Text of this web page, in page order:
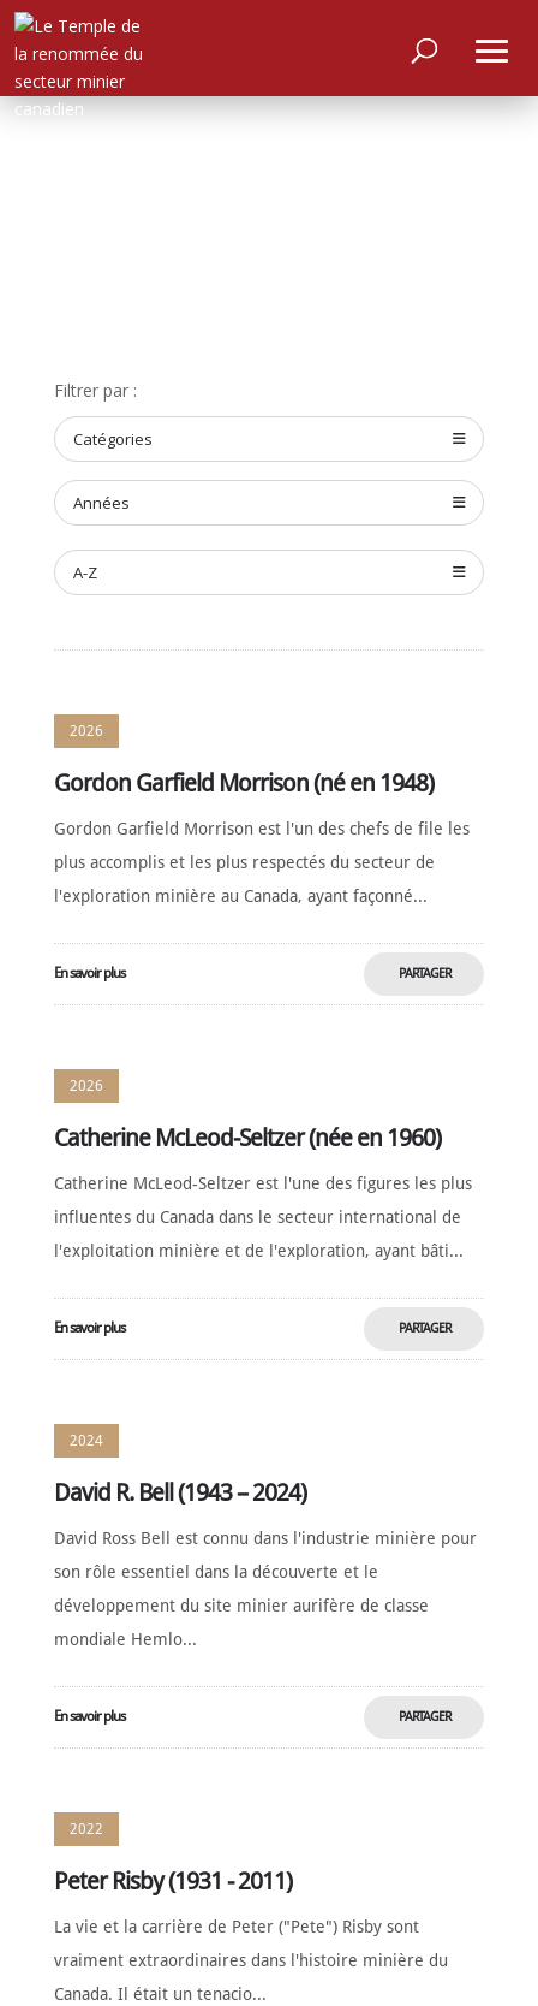
ACCUEIL
À
PROPOS
RENCONTRER
LES
MEMBRES
SPONSORS
SOUTIEN
CONTACT
Français
Filtrer par :
Catégories
Années
A-Z
2026
Gordon Garfield Morrison (né en 1948)
Gordon Garfield Morrison est l'un des chefs de file les
plus accomplis et les plus respectés du secteur de
l'exploration minière au Canada, ayant façonné...
En savoir plus PARTAGER
2026
Catherine McLeod-Seltzer (née en 1960)
Catherine McLeod-Seltzer est l'une des figures les plus
influentes du Canada dans le secteur international de
l'exploitation minière et de l'exploration, ayant bâti...
En savoir plus PARTAGER
2024
David R. Bell (1943 – 2024)
David Ross Bell est connu dans l'industrie minière pour
son rôle essentiel dans la découverte et le
développement du site minier aurifère de classe
mondiale Hemlo...
En savoir plus PARTAGER
2022
Peter Risby (1931 - 2011)
La vie et la carrière de Peter ("Pete") Risby sont
vraiment extraordinaires dans l'histoire minière du
Canada. Il était un tenacio...